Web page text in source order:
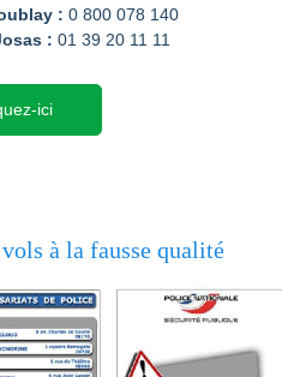
: 0 800 078 140
: 01 39 20 11 11
ici
à la fausse qualité